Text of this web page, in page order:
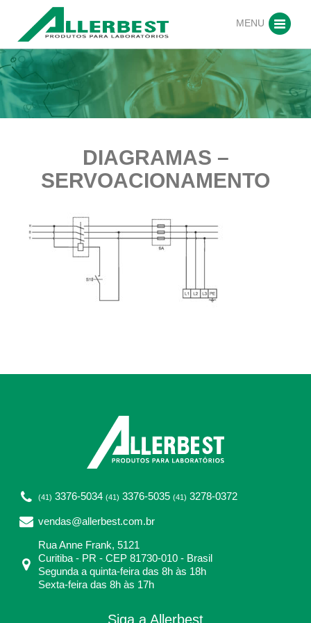
MENU
DIAGRAMAS –
SERVOACIONAMENTO
(41) 3376-5034 (41) 3376-5035 (41) 3278-0372
vendas@allerbest.com.br
Rua Anne Frank, 5121
Curitiba - PR - CEP 81730-010 - Brasil
Segunda a quinta-feira das 8h às 18h
Sexta-feira das 8h às 17h
Siga a Allerbest